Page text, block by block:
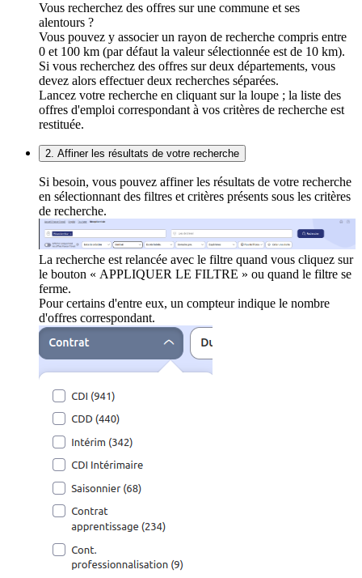
Vous recherchez des offres sur une commune et ses
alentours ?
Vous pouvez y associer un rayon de recherche compris entre
0 et 100 km (par défaut la valeur sélectionnée est de 10 km).
Si vous recherchez des offres sur deux départements, vous
devez alors effectuer deux recherches séparées.
Lancez votre recherche en cliquant sur la loupe ; la liste des
offres d'emploi correspondant à vos critères de recherche est
restituée.
2. Affiner les résultats de votre recherche
Si besoin, vous pouvez affiner les résultats de votre recherche
en sélectionnant des filtres et critères présents sous les critères
de recherche.
La recherche est relancée avec le filtre quand vous cliquez sur
le bouton « APPLIQUER LE FILTRE » ou quand le filtre se
ferme.
Pour certains d'entre eux, un compteur indique le nombre
d'offres correspondant.